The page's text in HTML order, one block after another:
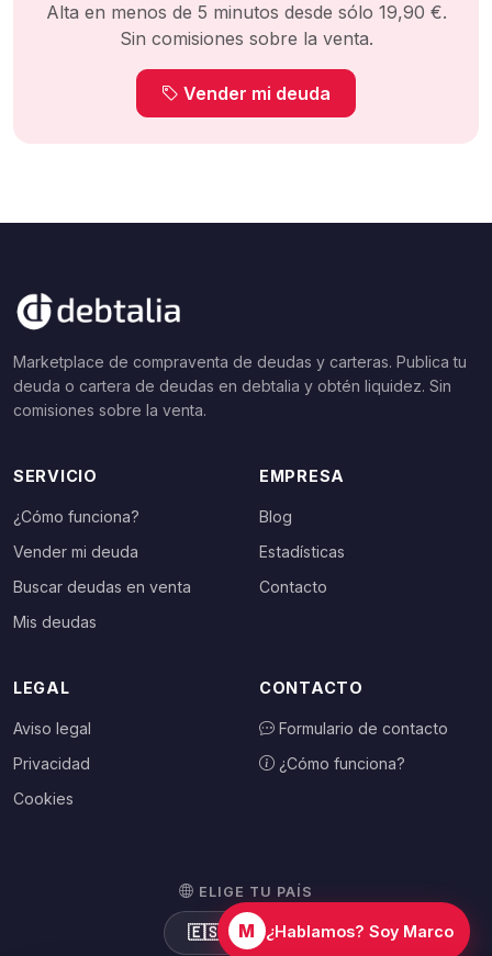
Alta en menos de 5 minutos desde sólo 19,90 €.
Sin comisiones sobre la venta.
Vender mi deuda
Marketplace de compraventa de deudas y carteras. Publica tu
deuda o cartera de deudas en debtalia y obtén liquidez. Sin
comisiones sobre la venta.
SERVICIO
¿Cómo funciona?
Vender mi deuda
Buscar deudas en venta
Mis deudas
EMPRESA
Blog
Estadísticas
Contacto
LEGAL
Aviso legal
Privacidad
Cookies
CONTACTO
Formulario de contacto
¿Cómo funciona?
ELIGE TU PAÍS
🇪🇸 España
M ¿Hablamos? Soy Marco